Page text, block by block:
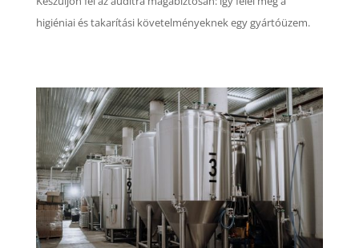
higiéniai és takarítási követelményeknek egy gyártóüzem.